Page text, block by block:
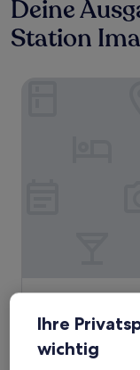
Deine
Station
Hotel
Hotel Shinpoin
3.0-
Sterne-
Unterkunft
Tennoji, 2,5 km
Ihre
wichtig